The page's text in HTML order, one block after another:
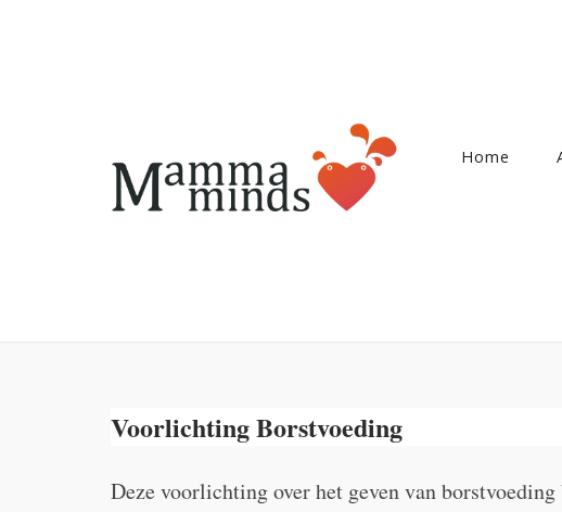
Home
Voorlichting Borstvoeding
Deze voorlichting over het geven van